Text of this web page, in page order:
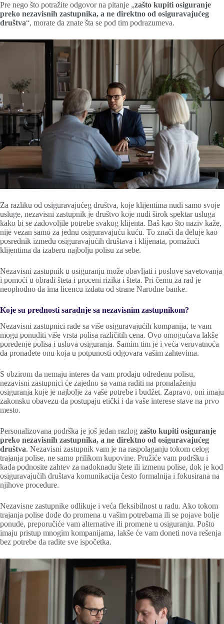
Pre nego što potražite odgovor na pitanje „zašto kupiti osiguranje
preko nezavisnih zastupnika, a ne direktno od osiguravajućeg
društva“, morate da znate šta se pod tim podrazumeva.
Za razliku od osiguravajućeg društva, koje klijentima nudi samo svoje
usluge, nezavisni zastupnik je društvo koje nudi širok spektar usluga
kako bi se zadovoljile potrebe svakog klijenta. Baš kao što naziv kaže,
nije vezan samo za jednu osiguravajuću kuću. To znači da deluje kao
posrednik između osiguravajućih društava i klijenata, pomažući
klijentima da izaberu najbolju polisu za sebe.
Nezavisni zastupnik u osiguranju može obavljati i poslove savetovanja
i pomoći u obradi šteta i proceni rizika i šteta. Pri čemu za rad je
neophodno da ima licencu izdatu od strane Narodne banke.
Koje su prednosti saradnje sa nezavisnim zastupnikom?
Nezavisni zastupnici rade sa više osiguravajućih kompanija, te vam
mogu ponuditi više vrsta polisa različitih cena. Ovo omogućava lakše
poređenje polisa i uslova osiguranja. Samim tim je i veća verovatnoća
da pronađete onu koja u potpunosti odgovara vašim zahtevima.
S obzirom da nemaju interes da vam prodaju određenu polisu,
nezavisni zastupnici će zajedno sa vama raditi na pronalaženju
osiguranja koje je najbolje za vaše potrebe i budžet. Zapravo, oni imaju
zakonsku obavezu da postupaju etički i da vaše interese stave na prvo
mesto.
Personalizovana podrška je još jedan razlog zašto kupiti osiguranje
preko nezavisnih zastupnika, a ne direktno od osiguravajućeg
društva. Nezavisni zastupnik vam je na raspolaganju tokom celog
trajanja polise, ne samo prilikom kupovine. Pružiće vam podršku i
kada podnosite zahtev za nadoknadu štete ili izmenu polise, dok je kod
osiguravajućih društava komunikacija često formalnija i fokusirana na
njihove procedure.
Nezavisne zastupnike odlikuje i veća fleksibilnost u radu. Ako tokom
trajanja polise dođe do promena u vašim potrebama ili se pojave bolje
ponude, preporučiće vam alternative ili promene u osiguranju. Pošto
imaju pristup mnogim kompanijama, lakše će vam doneti nova rešenja
bez potrebe da radite sve ispočetka.